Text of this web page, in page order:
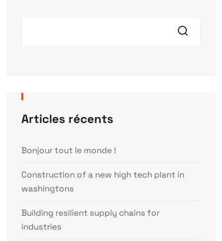
Articles récents
Bonjour tout le monde !
Construction of a new high tech plant in
washingtons
Building resilient supply chains for
industries